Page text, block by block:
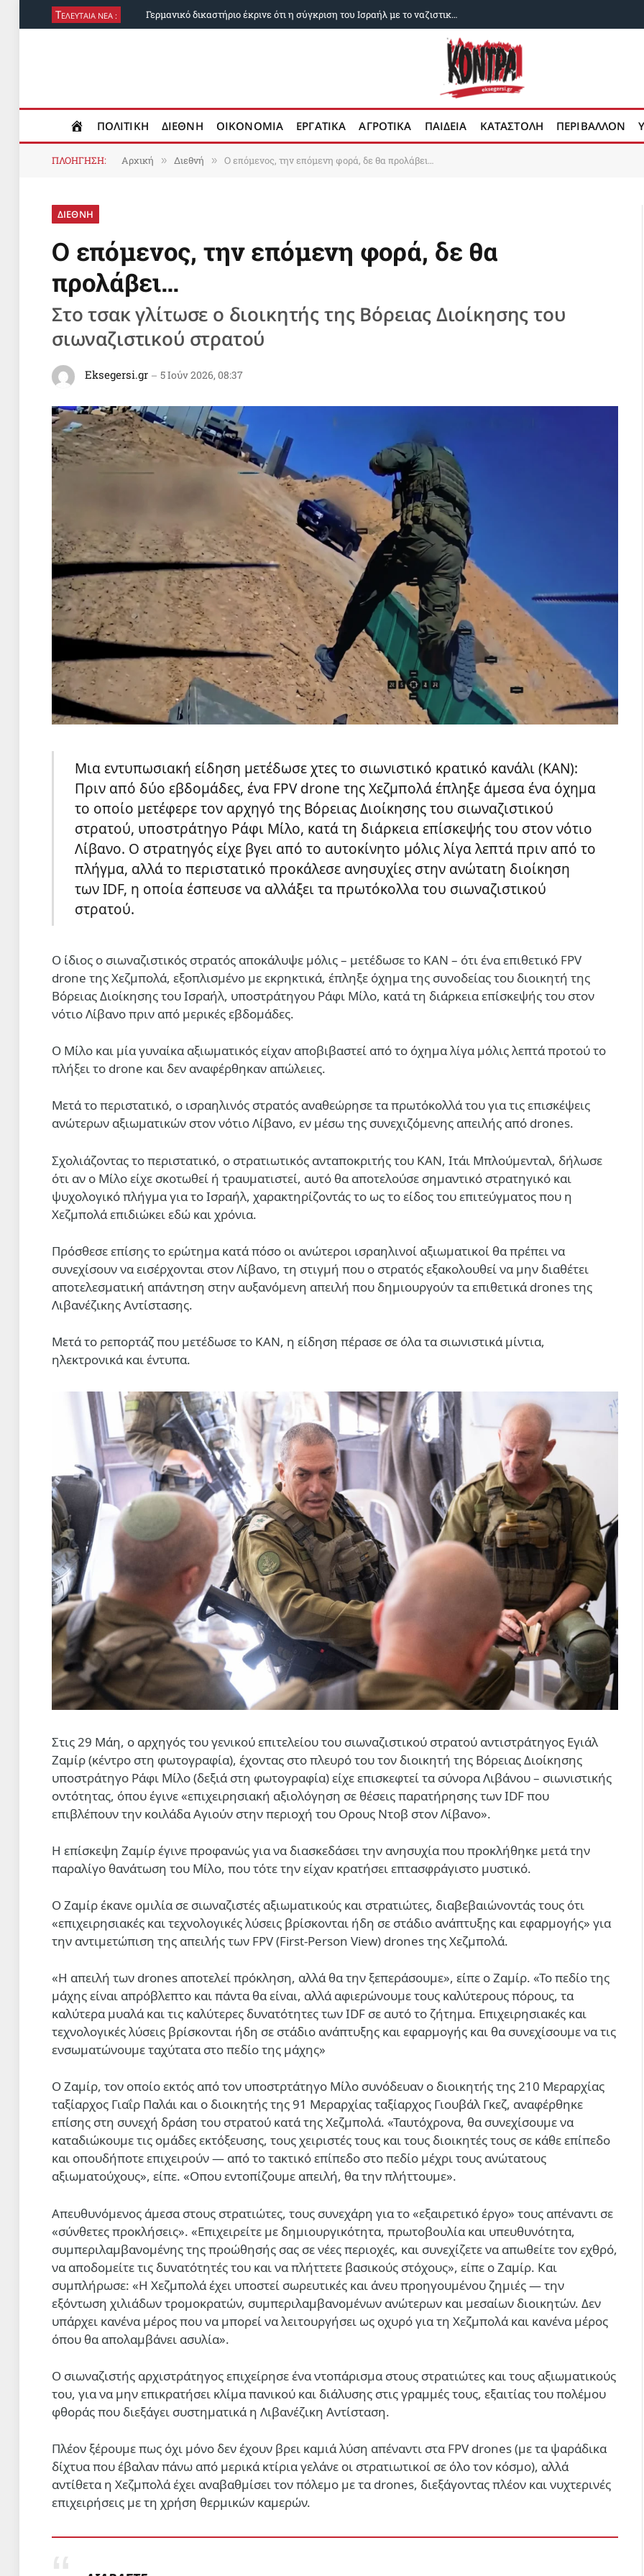
ΤΕΛΕΥΤΑΙΑ ΝΕΑ : Γερμανικό δικαστήριο έκρινε ότι η σύγκριση του Ισραήλ με το ναζιστικό καθεστώς προστατεύεται από την ελευθερία στην έκφραση
ΠΟΛΙΤΙΚΗ ΔΙΕΘΝΗ ΟΙΚΟΝΟΜΙΑ ΕΡΓΑΤΙΚΑ ΑΓΡΟΤΙΚΑ ΠΑΙΔΕΙΑ ΚΑΤΑΣΤΟΛΗ ΠΕΡΙΒΑΛΛΟΝ
ΠΛΟΗΓΗΣΗ: Αρχική » Διεθνή » Ο επόμενος, την επόμενη φορά, δε θα προλάβει…
ΔΙΕΘΝΗ
Ο επόμενος, την επόμενη φορά, δε θα
προλάβει…
Στο τσακ γλίτωσε ο διοικητής της Βόρειας Διοίκησης του
σιωναζιστικού στρατού
Eksegersi.gr 5 Ιούν 2026, 08:37
Μια εντυπωσιακή είδηση μετέδωσε χτες το σιωνιστικό κρατικό κανάλι (ΚΑΝ):
Πριν από δύο εβδομάδες, ένα FPV drone της Χεζμπολά έπληξε άμεσα ένα όχημα
το οποίο μετέφερε τον αρχηγό της Βόρειας Διοίκησης του σιωναζιστικού
στρατού, υποστράτηγο Ράφι Μίλο, κατά τη διάρκεια επίσκεψής του στον νότιο
Λίβανο. Ο στρατηγός είχε βγει από το αυτοκίνητο μόλις λίγα λεπτά πριν από το
πλήγμα, αλλά το περιστατικό προκάλεσε ανησυχίες στην ανώτατη διοίκηση
των IDF, η οποία έσπευσε να αλλάξει τα πρωτόκολλα του σιωναζιστικού
στρατού.
Ο ίδιος ο σιωναζιστικός στρατός αποκάλυψε μόλις – μετέδωσε το ΚΑΝ – ότι ένα επιθετικό FPV
drone της Χεζμπολά, εξοπλισμένο με εκρηκτικά, έπληξε όχημα της συνοδείας του διοικητή της
Βόρειας Διοίκησης του Ισραήλ, υποστράτηγου Ράφι Μίλο, κατά τη διάρκεια επίσκεψής του στον
νότιο Λίβανο πριν από μερικές εβδομάδες.
Ο Μίλο και μία γυναίκα αξιωματικός είχαν αποβιβαστεί από το όχημα λίγα μόλις λεπτά προτού το
πλήξει το drone και δεν αναφέρθηκαν απώλειες.
Μετά το περιστατικό, ο ισραηλινός στρατός αναθεώρησε τα πρωτόκολλά του για τις επισκέψεις
ανώτερων αξιωματικών στον νότιο Λίβανο, εν μέσω της συνεχιζόμενης απειλής από drones.
Σχολιάζοντας το περιστατικό, ο στρατιωτικός ανταποκριτής του KΑΝ, Ιτάι Μπλούμενταλ, δήλωσε
ότι αν ο Μίλο είχε σκοτωθεί ή τραυματιστεί, αυτό θα αποτελούσε σημαντικό στρατηγικό και
ψυχολογικό πλήγμα για το Ισραήλ, χαρακτηρίζοντάς το ως το είδος του επιτεύγματος που η
Χεζμπολά επιδιώκει εδώ και χρόνια.
Πρόσθεσε επίσης το ερώτημα κατά πόσο οι ανώτεροι ισραηλινοί αξιωματικοί θα πρέπει να
συνεχίσουν να εισέρχονται στον Λίβανο, τη στιγμή που ο στρατός εξακολουθεί να μην διαθέτει
αποτελεσματική απάντηση στην αυξανόμενη απειλή που δημιουργούν τα επιθετικά drones της
Λιβανέζικης Αντίστασης.
Μετά το ρεπορτάζ που μετέδωσε το ΚΑΝ, η είδηση πέρασε σε όλα τα σιωνιστικά μίντια,
ηλεκτρονικά και έντυπα.
Στις 29 Μάη, ο αρχηγός του γενικού επιτελείου του σιωναζιστικού στρατού αντιστράτηγος Εγιάλ
Ζαμίρ (κέντρο στη φωτογραφία), έχοντας στο πλευρό του τον διοικητή της Βόρειας Διοίκησης
υποστράτηγο Ράφι Μίλο (δεξιά στη φωτογραφία) είχε επισκεφτεί τα σύνορα Λιβάνου – σιωνιστικής
οντότητας, όπου έγινε «επιχειρησιακή αξιολόγηση σε θέσεις παρατήρησης των IDF που
επιβλέπουν την κοιλάδα Αγιούν στην περιοχή του Ορους Ντοβ στον Λίβανο».
Η επίσκεψη Ζαμίρ έγινε προφανώς για να διασκεδάσει την ανησυχία που προκλήθηκε μετά την
παραλίγο θανάτωση του Μίλο, που τότε την είχαν κρατήσει επτασφράγιστο μυστικό.
Ο Ζαμίρ έκανε ομιλία σε σιωναζιστές αξιωματικούς και στρατιώτες, διαβεβαιώνοντάς τους ότι
«επιχειρησιακές και τεχνολογικές λύσεις βρίσκονται ήδη σε στάδιο ανάπτυξης και εφαρμογής» για
την αντιμετώπιση της απειλής των FPV (First-Person View) drones της Χεζμπολά.
«Η απειλή των drones αποτελεί πρόκληση, αλλά θα την ξεπεράσουμε», είπε ο Ζαμίρ. «Το πεδίο της
μάχης είναι απρόβλεπτο και πάντα θα είναι, αλλά αφιερώνουμε τους καλύτερους πόρους, τα
καλύτερα μυαλά και τις καλύτερες δυνατότητες των IDF σε αυτό το ζήτημα. Επιχειρησιακές και
τεχνολογικές λύσεις βρίσκονται ήδη σε στάδιο ανάπτυξης και εφαρμογής και θα συνεχίσουμε να τις
ενσωματώνουμε ταχύτατα στο πεδίο της μάχης»
Ο Ζαμίρ, τον οποίο εκτός από τον υποστρτάτηγο Μίλο συνόδευαν ο διοικητής της 210 Μεραρχίας
ταξίαρχος Γιαΐρ Παλάι και ο διοικητής της 91 Μεραρχίας ταξίαρχος Γιουβάλ Γκεζ, αναφέρθηκε
επίσης στη συνεχή δράση του στρατού κατά της Χεζμπολά. «Ταυτόχρονα, θα συνεχίσουμε να
καταδιώκουμε τις ομάδες εκτόξευσης, τους χειριστές τους και τους διοικητές τους σε κάθε επίπεδο
και οπουδήποτε επιχειρούν — από το τακτικό επίπεδο στο πεδίο μέχρι τους ανώτατους
αξιωματούχους», είπε. «Οπου εντοπίζουμε απειλή, θα την πλήττουμε».
Απευθυνόμενος άμεσα στους στρατιώτες, τους συνεχάρη για το «εξαιρετικό έργο» τους απέναντι σε
«σύνθετες προκλήσεις». «Επιχειρείτε με δημιουργικότητα, πρωτοβουλία και υπευθυνότητα,
συμπεριλαμβανομένης της προώθησής σας σε νέες περιοχές, και συνεχίζετε να απωθείτε τον εχθρό,
να αποδομείτε τις δυνατότητές του και να πλήττετε βασικούς στόχους», είπε ο Ζαμίρ. Και
συμπλήρωσε: «Η Χεζμπολά έχει υποστεί σωρευτικές και άνευ προηγουμένου ζημιές — την
εξόντωση χιλιάδων τρομοκρατών, συμπεριλαμβανομένων ανώτερων και μεσαίων διοικητών. Δεν
υπάρχει κανένα μέρος που να μπορεί να λειτουργήσει ως οχυρό για τη Χεζμπολά και κανένα μέρος
όπου θα απολαμβάνει ασυλία».
Ο σιωναζιστής αρχιστράτηγος επιχείρησε ένα ντοπάρισμα στους στρατιώτες και τους αξιωματικούς
του, για να μην επικρατήσει κλίμα πανικού και διάλυσης στις γραμμές τους, εξαιτίας του πολέμου
φθοράς που διεξάγει συστηματικά η Λιβανέζικη Αντίσταση.
Πλέον ξέρουμε πως όχι μόνο δεν έχουν βρει καμιά λύση απέναντι στα FPV drones (με τα ψαράδικα
δίχτυα που έβαλαν πάνω από μερικά κτίρια γελάνε οι στρατιωτικοί σε όλο τον κόσμο), αλλά
αντίθετα η Χεζμπολά έχει αναβαθμίσει τον πόλεμο με τα drones, διεξάγοντας πλέον και νυχτερινές
επιχειρήσεις με τη χρήση θερμικών καμερών.